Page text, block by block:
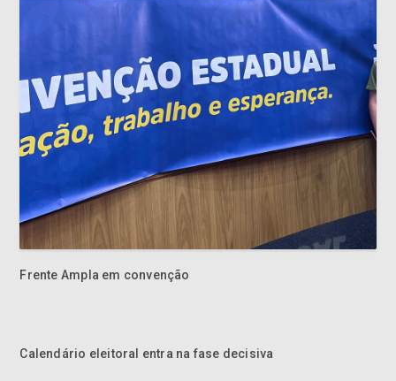
Frente Ampla em convenção
Calendário eleitoral entra na fase decisiva